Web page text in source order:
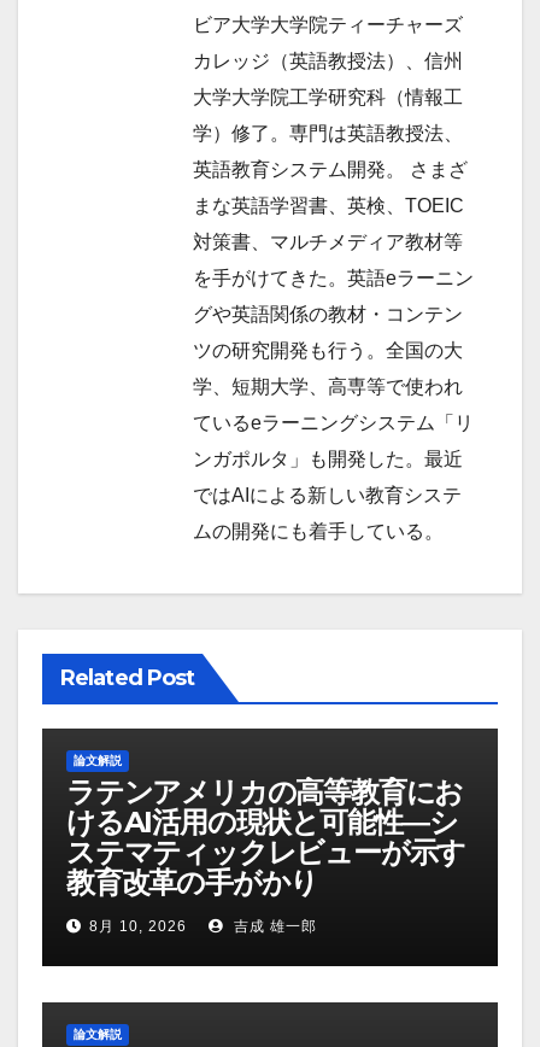
ビア大学大学院ティーチャーズ
カレッジ（英語教授法）、信州
大学大学院工学研究科（情報工
学）修了。専門は英語教授法、
英語教育システム開発。 さまざ
まな英語学習書、英検、TOEIC
対策書、マルチメディア教材等
を手がけてきた。英語eラーニン
グや英語関係の教材・コンテン
ツの研究開発も行う。全国の大
学、短期大学、高専等で使われ
ているeラーニングシステム「リ
ンガポルタ」も開発した。最近
ではAIによる新しい教育システ
ムの開発にも着手している。
Related Post
論文解説
ラテンアメリカの高等教育にお
けるAI活用の現状と可能性―シ
ステマティックレビューが示す
教育改革の手がかり
8月 10, 2026 吉成 雄一郎
論文解説